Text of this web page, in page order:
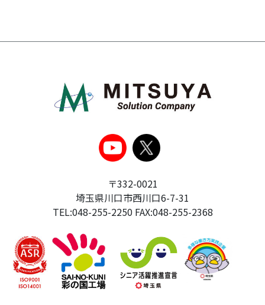
〒332-0021
埼玉県川口市西川口6-7-31
TEL:048-255-2250 FAX:048-255-2368